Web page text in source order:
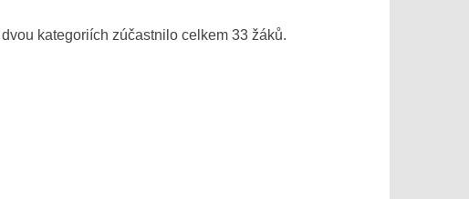
kategoriích zúčastnilo celkem 33 žáků.